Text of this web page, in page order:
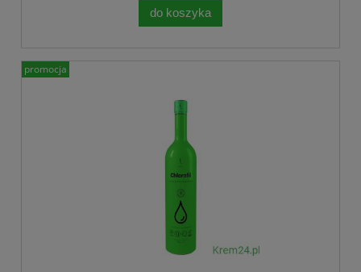
do koszyka
promocja